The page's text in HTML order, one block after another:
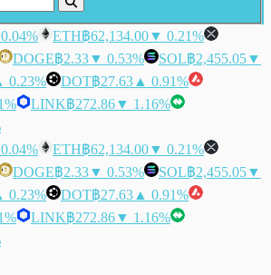
ETH฿62,134.00▼ 0.21%
DOGE฿2.33▼ 0.53% SOL฿2,455.05▼
0.23% DOT฿27.63 ▲ 0.91%
LINK฿272.86▼ 1.16%
ETH฿62,134.00▼ 0.21%
DOGE฿2.33▼ 0.53% SOL฿2,455.05▼
0.23% DOT฿27.63 ▲ 0.91%
LINK฿272.86▼ 1.16%